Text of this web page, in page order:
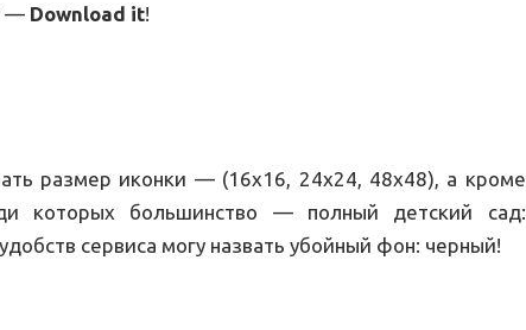
— Download it!
размер иконки — (16х16, 24х24, 48х48), а кроме
которых большинство — полный детский сад:
сервиса могу назвать убойный фон: черный!